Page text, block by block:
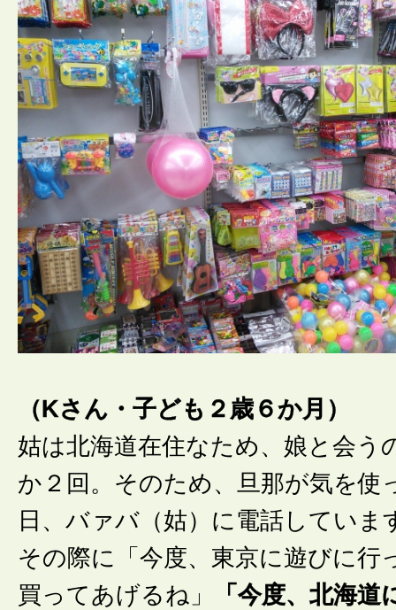
（Kさん・子ども２歳６か月）
姑は北海道在住なため、娘と会う
か２回。そのため、旦那が気を使
日、バァバ（姑）に電話していま
その際に「今度、東京に遊びに行
買ってあげるね」
「今度、北海